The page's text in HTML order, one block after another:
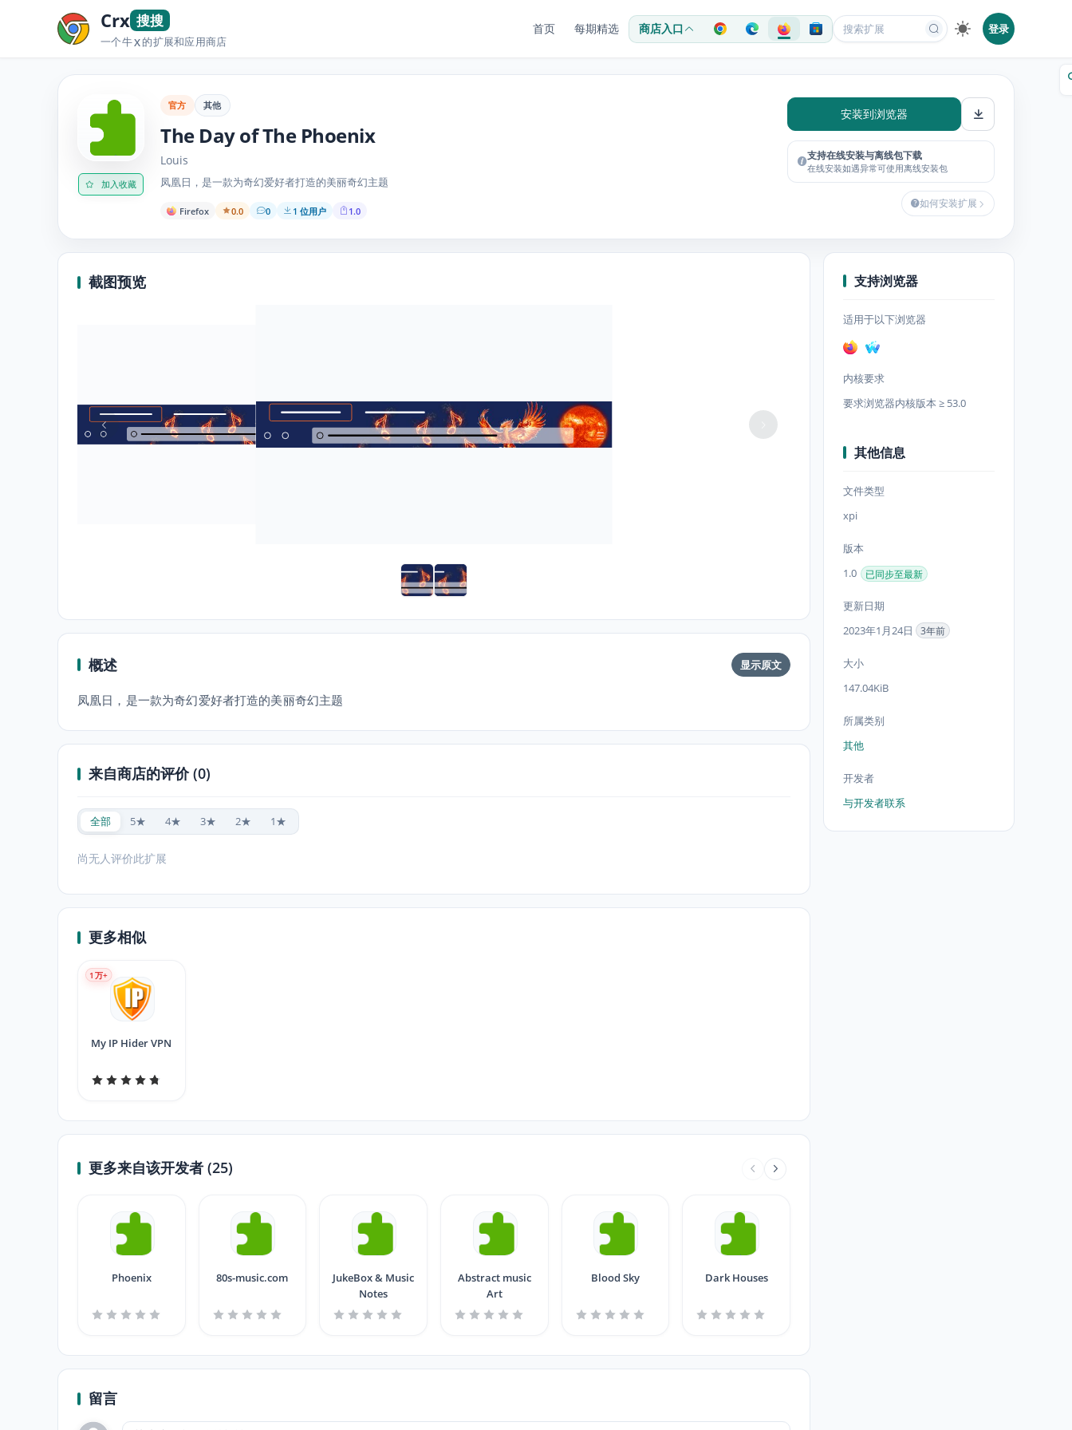
Crx 搜搜
一个牛X的扩展和应用商店
首页 每期精选 商店入口 登录
加入收藏
官方 其他
The Day of The Phoenix
Louis
凤凰日，是一款为奇幻爱好者打造的美丽奇幻主题
Firefox 0.0 0 1 位用户 1.0
安装到浏览器
支持在线安装与离线包下载
在线安装如遇异常可使用离线安装包
如何安装扩展
截图预览
概述 显示原文
凤凰日，是一款为奇幻爱好者打造的美丽奇幻主题
来自商店的评价 (0)
全部 5★ 4★ 3★ 2★ 1★
尚无人评价此扩展
更多相似
My IP Hider VPN
1 万+
更多来自该开发者 (25)
Phoenix 80s-music.com
JukeBox & Music
Notes
Abstract music
Art
Blood Sky Dark Houses
留言
支持浏览器
适用于以下浏览器
内核要求
要求浏览器内核版本 ≥ 53.0
其他信息
文件类型
xpi
版本
1.0
已同步至最新
更新日期
2023年1月24日
3年前
大小
147.04KiB
所属类别
其他
开发者
与开发者联系